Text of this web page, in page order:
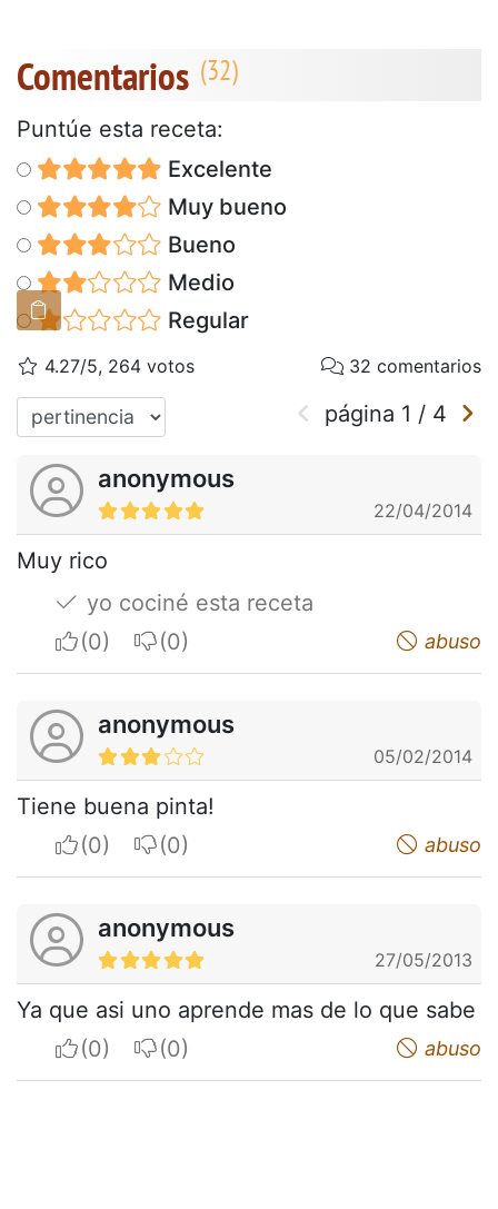
Comentarios
Puntúe esta receta:
Excelente
Muy bueno
Bueno
Medio
Regular
4.27/5, 264 votos 32 comentarios
página 1 / 4
anonymous
22/04/2014
Muy rico
yo cociné esta receta
I apreciateI do not appreciate abuso
anonymous
05/02/2014
Tiene buena pinta!
I apreciateI do not appreciate abuso
anonymous
27/05/2013
Ya que asi uno aprende mas de lo que sabe
I apreciateI do not appreciate abuso